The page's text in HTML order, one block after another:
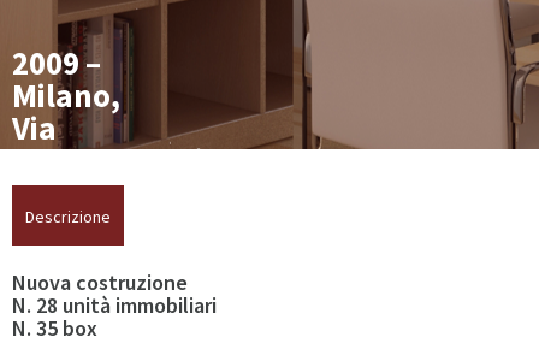
Dal 1995 ad oggi
2009 –
Milano,
Via
Montecuccoli
36
Descrizione
Nuova costruzione
N. 28 unità immobiliari
N. 35 box